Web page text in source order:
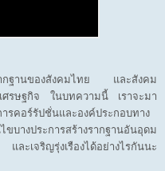
ากฐานของสังคมไทย และสังคม
ศรษฐกิจ ในบทความนี้ เราจะมา
รคอร์รัปชั่นและองค์ประกอบทาง
างประการสร้างรากฐานอันอุดม
ะเจริญรุ่งเรืองได้อย่างไรกันนะ